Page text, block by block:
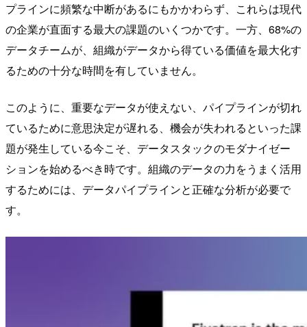
プラインに頻繁な中断があるにもかかわらず、これらは現代
の企業が直面する最大の課題のいくつかです。一方、68%の
データチームが、組織がデータから得ている価値を最大化す
るための十分な時間を有していません。
このように、重要なデータが使えない、パイプラインが切れ
ているために意思決定が遅れる、機会が失われるといった課
題が発生している今こそ、データスタックのモダナイゼー
ションを始めるべき時です。組織のデータの力をうまく活用
するためには、データパイプラインと正確な分析が必要で
す。